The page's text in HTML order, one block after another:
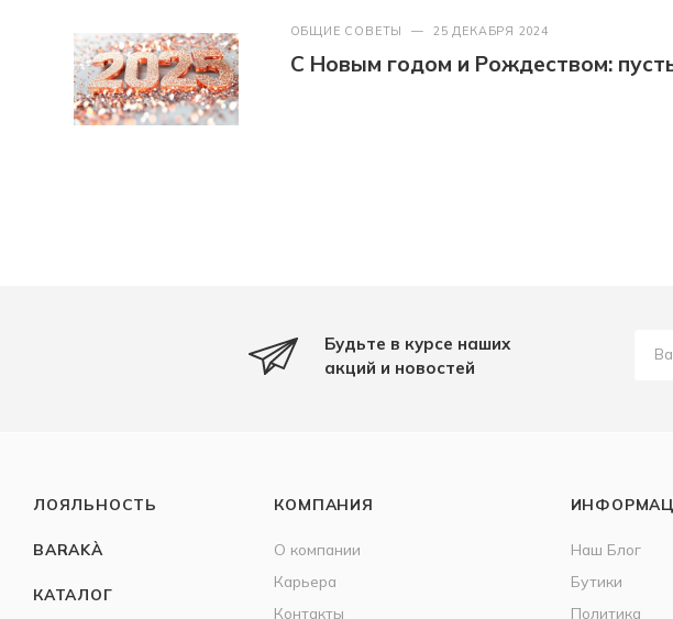
ОБЩИЕ СОВЕТЫ — 25 ДЕКАБРЯ 2024
С Новым годом и Рождеством:
Будьте в курсе наших
акций и новостей
ЛОЯЛЬНОСТЬ
BARAKÀ
КАТАЛОГ
КОМПАНИЯ
О компании
Карьера
Контакты
Наш Блог
Бутики
Политика